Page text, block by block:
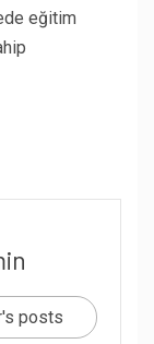
eğitim
posts